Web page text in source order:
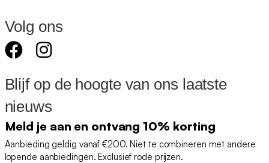
Volg ons
Blijf op de hoogte van ons laatste
nieuws
Meld je aan en ontvang 10% korting
Aanbieding geldig vanaf €200. Niet te combineren met andere
lopende aanbiedingen. Exclusief rode prijzen.